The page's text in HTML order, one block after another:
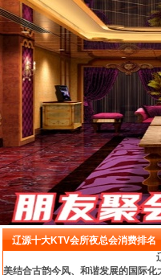
辽源十大KTV会所夜总会消费排名
美结合古韵今风、和谐发展的国际